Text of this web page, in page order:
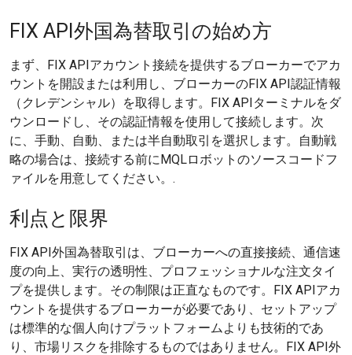
FIX API外国為替取引の始め方
まず、FIX APIアカウント接続を提供するブローカーでアカ
ウントを開設または利用し、ブローカーのFIX API認証情報
（クレデンシャル）を取得します。FIX APIターミナルをダ
ウンロードし、その認証情報を使用して接続します。次
に、手動、自動、または半自動取引を選択します。自動戦
略の場合は、接続する前にMQLロボットのソースコードフ
ァイルを用意してください。.
利点と限界
FIX API外国為替取引は、ブローカーへの直接接続、通信速
度の向上、実行の透明性、プロフェッショナルな注文タイ
プを提供します。その制限は正直なものです。FIX APIアカ
ウントを提供するブローカーが必要であり、セットアップ
は標準的な個人向けプラットフォームよりも技術的であ
り、市場リスクを排除するものではありません。FIX API外